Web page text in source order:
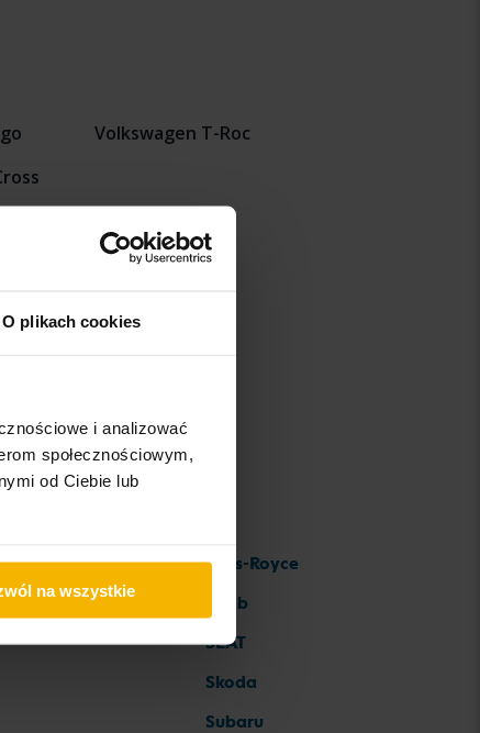
O plikach cookies
i analizować
społecznościowym,
od Ciebie lub
na wszystkie
Volkswagen T-Roc
Rolls-Royce
Saab
SEAT
Skoda
Subaru